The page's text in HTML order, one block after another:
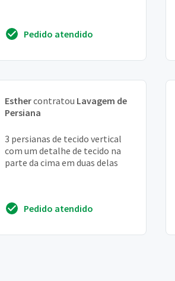
Pedido atendido
Esthercontratou Lavagem de
Persiana
3 persianas de tecido vertical
com um detalhe de tecido na
parte da cima em duas delas
Pedido atendido